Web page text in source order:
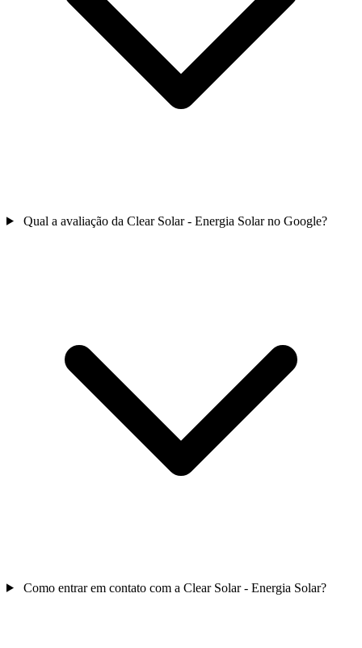
Qual a avaliação da Clear Solar - Energia Solar no Google?
Como entrar em contato com a Clear Solar - Energia Solar?